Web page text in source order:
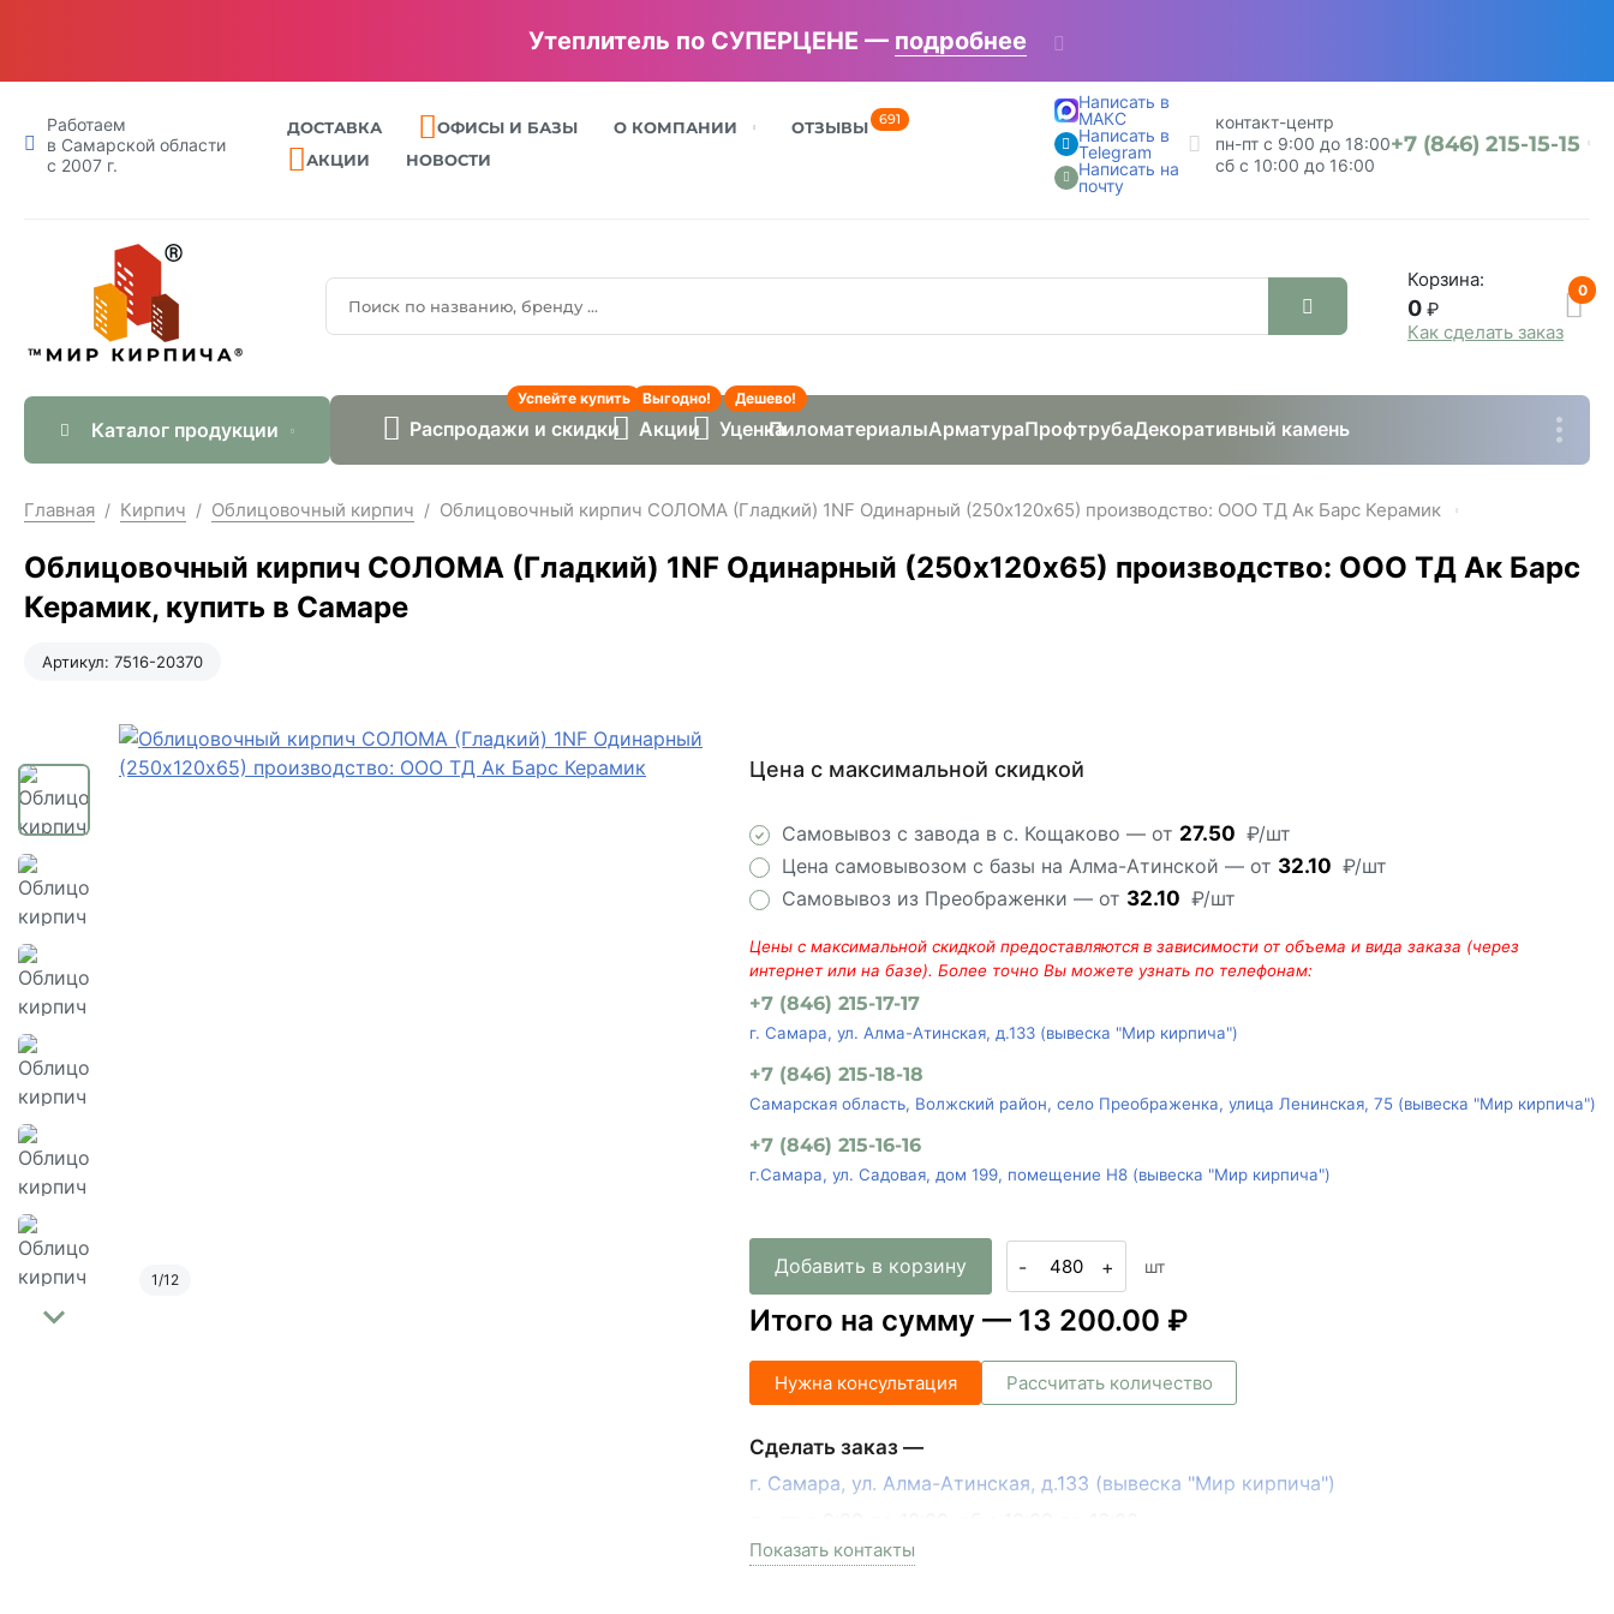
Утеплитель по СУПЕРЦЕНЕ — подробнее
Работаем
в Самарской области
с 2007 г.
ДОСТАВКА ОФИСЫ И БАЗЫ О КОМПАНИИ ОТЗЫВЫ 691
АКЦИИ НОВОСТИ
Написать в
МАКС
Написать в
Telegram
Написать на
почту
контакт-центр
пн-пт с 9:00 до 18:00
сб с 10:00 до 16:00
+7 (846) 215-15-15
Корзина:
0 ₽
Как сделать заказ
0
Каталог продукции Распродажи и скидки
Успейте купить
Акции
Выгодно!
Уценка
Дешево!
ПиломатериалыАрматураПрофтрубаДекоративный камень
Главная / Кирпич / Облицовочный кирпич / Облицовочный кирпич СОЛОМА (Гладкий) 1NF Одинарный (250х120х65) производство: ООО ТД Ак Барс Керамик
Облицовочный кирпич СОЛОМА (Гладкий) 1NF Одинарный (250х120х65) производство: ООО ТД Ак Барс
Керамик, купить в Самаре
Артикул: 7516-20370
1/12
Цена с максимальной скидкой
Самовывоз с завода в с. Кощаково — от 27.50 ₽/шт
Цена самовывозом с базы на Алма-Атинской — от 32.10 ₽/шт
Самовывоз из Преображенки — от 32.10 ₽/шт
Цены с максимальной скидкой предоставляются в зависимости от объема и вида заказа (через
интернет или на базе). Более точно Вы можете узнать по телефонам:
+7 (846) 215-17-17
г. Самара, ул. Алма-Атинская, д.133 (вывеска "Мир кирпича")
+7 (846) 215-18-18
Самарская область, Волжский район, село Преображенка, улица Ленинская, 75 (вывеска "Мир кирпича")
+7 (846) 215-16-16
г.Самара, ул. Садовая, дом 199, помещение Н8 (вывеска "Мир кирпича")
Добавить в корзину - + шт
Итого на сумму — 13 200.00 ₽
Нужна консультация Рассчитать количество
Сделать заказ —
г. Самара, ул. Алма-Атинская, д.133 (вывеска "Мир кирпича")
+7 (846) 215-17-17
Показать контакты